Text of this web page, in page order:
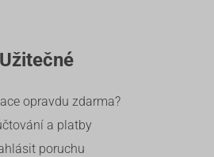
Užitečné
opravdu zdarma?
a platby
poruchu